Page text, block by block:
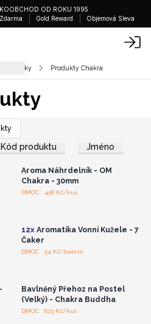
OD ROKU 1995
Gold Reward Objemová Sleva
doplňky Produkty Chakra
Kód produktu Jméno
zaregistrujte pro
velkoobchodní ceny
Aroma Náhrdelník - OM
Chakra - 30mm
DMOC : 458 Kč/kus
Přihlaste se nebo se
12xAromatika Vonní Kužele - 7
Čaker
DMOC : 54 Kč/balení
Přihlaste se nebo se
Bavlněný Přehoz na Postel
(Velký) - Chakra Buddha
DMOC : 623 Kč/kus
Přihlaste se nebo se